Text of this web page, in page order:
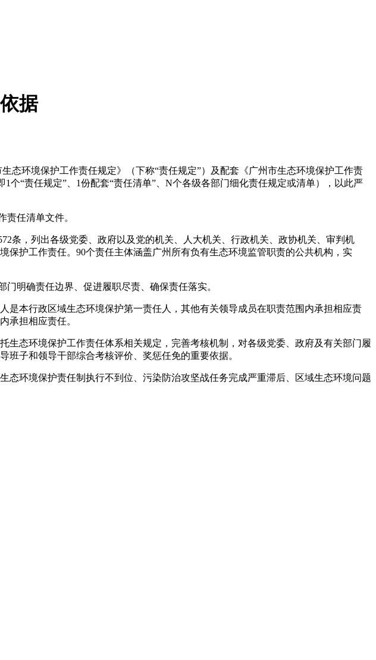
据
态环境保护工作责任规定》（下称“责任规定”）及配套《广州市生态环境保护工作责
个“责任规定”、1份配套“责任清单”、N个各级各部门细化责任规定或清单），以此严
责任清单文件。
条，列出各级党委、政府以及党的机关、人大机关、行政机关、政协机关、审判机
保护工作责任。90个责任主体涵盖广州所有负有生态环境监管职责的公共机构，实
明确责任边界、促进履职尽责、确保责任落实。
本行政区域生态环境保护第一责任人，其他有关领导成员在职责范围内承担相应责
承担相应责任。
态环境保护工作责任体系相关规定，完善考核机制，对各级党委、政府及有关部门履
子和领导干部综合考核评价、奖惩任免的重要依据。
环境保护责任制执行不到位、污染防治攻坚战任务完成严重滞后、区域生态环境问题